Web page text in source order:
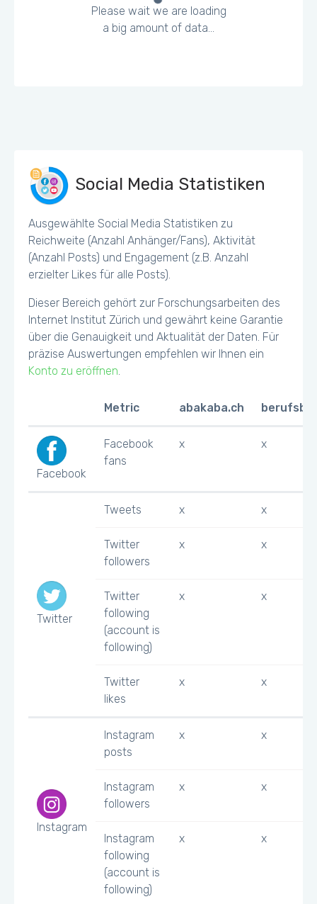
Please wait we are loading
a big amount of data...
Social Media Statistiken
Ausgewählte Social Media Statistiken zu
Reichweite (Anzahl Anhänger/Fans), Aktivität
(Anzahl Posts) und Engagement (z.B. Anzahl
erzielter Likes für alle Posts).
Dieser Bereich gehört zur Forschungsarbeiten des
Internet Institut Zürich und gewährt keine Garantie
über die Genauigkeit und Aktualität der Daten. Für
präzise Auswertungen empfehlen wir Ihnen ein
Konto zu eröffnen.
Metric abakaba.ch
Facebook
Facebook
fans
x x
Twitter
Tweets x x
Twitter
followers
x x
Twitter
following
(account is
following)
x x
Twitter
likes
x x
Instagram
Instagram
posts
x x
Instagram
followers
x x
Instagram
following
(account is
following)
x x